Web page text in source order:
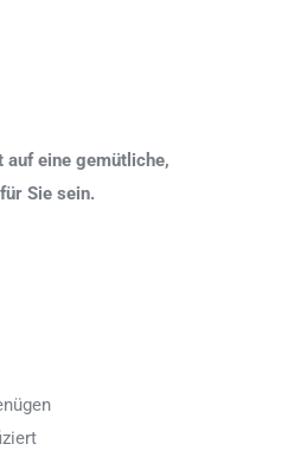
auf eine gemütliche,
Sie sein.